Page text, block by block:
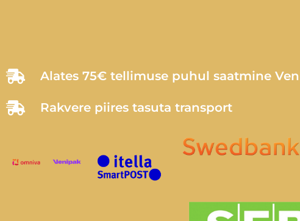
Alates 75€ tellimuse puhul saatmine
Rakvere piires tasuta transport